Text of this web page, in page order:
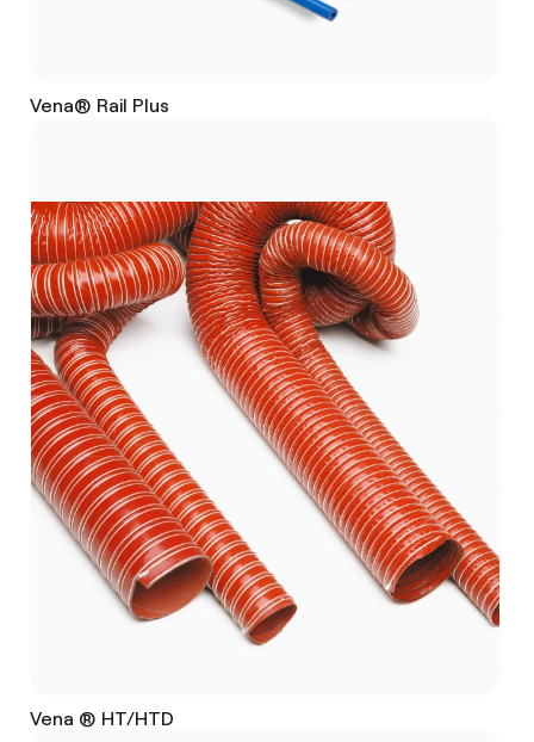
Vena® Rail Plus
Vena ® HT/HTD